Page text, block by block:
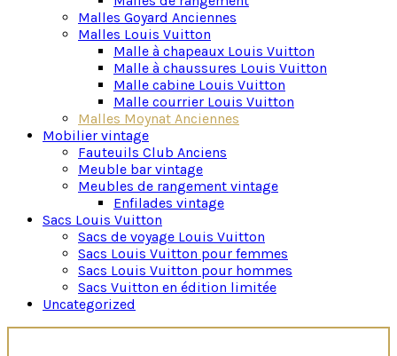
Malles Goyard Anciennes
Malles Louis Vuitton
Malle à chapeaux Louis Vuitton
Malle à chaussures Louis Vuitton
Malle cabine Louis Vuitton
Malle courrier Louis Vuitton
Malles Moynat Anciennes
Mobilier vintage
Fauteuils Club Anciens
Meuble bar vintage
Meubles de rangement vintage
Enfilades vintage
Sacs Louis Vuitton
Sacs de voyage Louis Vuitton
Sacs Louis Vuitton pour femmes
Sacs Louis Vuitton pour hommes
Sacs Vuitton en édition limitée
Uncategorized